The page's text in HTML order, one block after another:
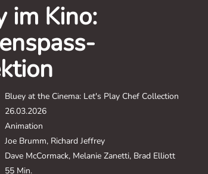
im Kino:
Bluey at the Cinema: Let's Play Chef Collection
26.03.2026
Animation
Joe Brumm, Richard Jeffrey
Dave McCormack, Melanie Zanetti, Brad Elliott
55 Min.